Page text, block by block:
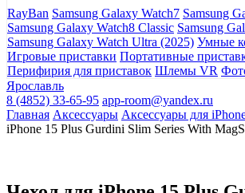
RayBan Samsung Galaxy Watch7 Samsung
Samsung Galaxy Watch8 Classic Samsung
Samsung Galaxy Watch Ultra (2025) Умные
Игровые приставки Портативные
Перифирия для приставок Шлемы VR
Ярославль
8 (4852) 33-65-95 app-room@yandex.ru
Главная Аксессуары Аксессуары для
iPhone 15 Plus Gurdini Slim Series With